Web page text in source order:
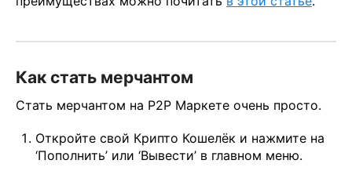
Как стать мерчантом
Стать мерчантом на P2P Маркете очень просто.
Откройте свой Крипто Кошелёк и нажмите на
‘Пополнить’ или ‘Вывести’ в главном меню.